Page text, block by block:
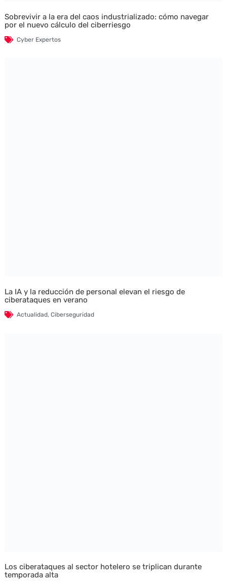
Sobrevivir a la era del caos industrializado: cómo navegar
por el nuevo cálculo del ciberriesgo
Cyber Expertos
La IA y la reducción de personal elevan el riesgo de
ciberataques en verano
Actualidad, Ciberseguridad
Los ciberataques al sector hotelero se triplican durante
temporada alta